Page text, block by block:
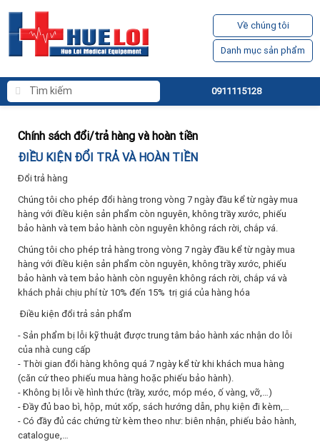
Về chúng tôi
Danh mục sản phẩm
0911115128
Chính sách đổi/trả hàng và hoàn tiền
ĐIỀU KIỆN ĐỔI TRẢ VÀ HOÀN TIỀN
Đổi trả hàng
Chúng tôi cho phép đổi hàng trong vòng 7 ngày đầu kể từ ngày mua
hàng với điều kiện sản phẩm còn nguyên, không trầy xước, phiếu
bảo hành và tem bảo hành còn nguyên không rách rời, chắp vá.
Chúng tôi cho phép trả hàng trong vòng 7 ngày đầu kể từ ngày mua
hàng với điều kiện sản phẩm còn nguyên, không trầy xước, phiếu
bảo hành và tem bảo hành còn nguyên không rách rời, chắp vá và
khách phải chịu phí từ 10% đến 15% trị giá của hàng hóa
Điều kiện đổi trả sản phẩm
- Sản phẩm bị lỗi kỹ thuật được trung tâm bảo hành xác nhận do lỗi
của nhà cung cấp
- Thời gian đổi hàng không quá 7 ngày kể từ khi khách mua hàng
(căn cứ theo phiếu mua hàng hoặc phiếu bảo hành).
- Không bị lỗi về hình thức (trầy, xước, móp méo, ố vàng, vỡ,…)
- Đầy đủ bao bì, hộp, mút xốp, sách hướng dẫn, phụ kiện đi kèm,…
- Có đầy đủ các chứng từ kèm theo như: biên nhận, phiếu bảo hành,
catalogue,…